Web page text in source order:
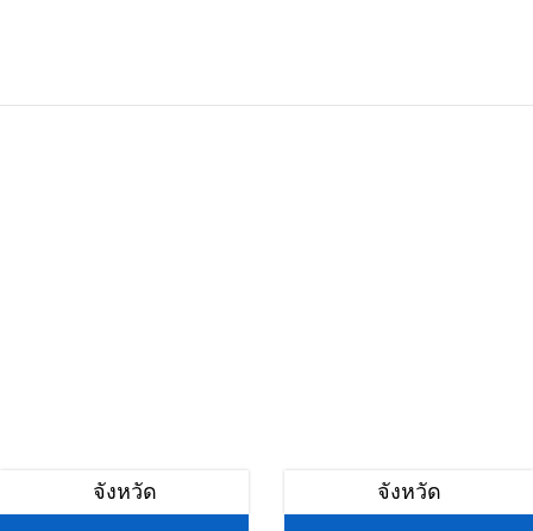
จังหวัด จังหวัด